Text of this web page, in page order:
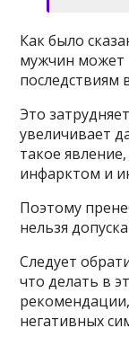
Как было
мужчин может
последствиям
Это
увеличивает
такое
инфарктом и
Поэтому
нельзя
Следует
что делать в
негативных